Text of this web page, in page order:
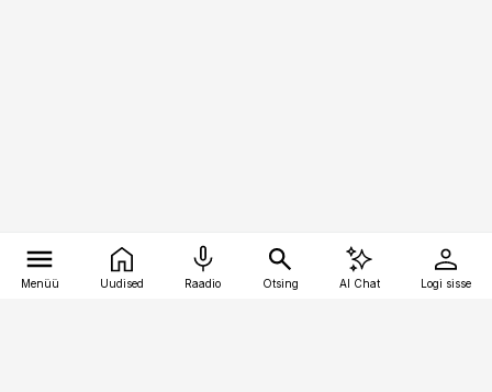
Menüü Uudised Raadio Otsing AI Chat Logi sisse